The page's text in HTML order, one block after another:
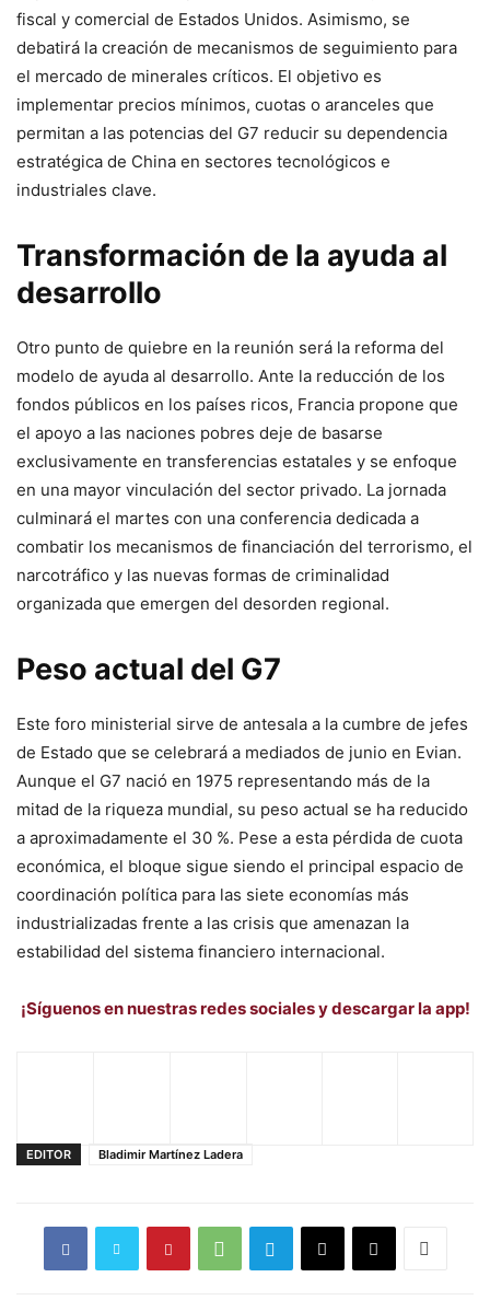
fiscal y comercial de Estados Unidos. Asimismo, se
debatirá la creación de mecanismos de seguimiento para
el mercado de minerales críticos. El objetivo es
implementar precios mínimos, cuotas o aranceles que
permitan a las potencias del G7 reducir su dependencia
estratégica de China en sectores tecnológicos e
industriales clave.
Transformación de la ayuda al
desarrollo
Otro punto de quiebre en la reunión será la reforma del
modelo de ayuda al desarrollo. Ante la reducción de los
fondos públicos en los países ricos, Francia propone que
el apoyo a las naciones pobres deje de basarse
exclusivamente en transferencias estatales y se enfoque
en una mayor vinculación del sector privado. La jornada
culminará el martes con una conferencia dedicada a
combatir los mecanismos de financiación del terrorismo, el
narcotráfico y las nuevas formas de criminalidad
organizada que emergen del desorden regional.
Peso actual del G7
Este foro ministerial sirve de antesala a la cumbre de jefes
de Estado que se celebrará a mediados de junio en Evian.
Aunque el G7 nació en 1975 representando más de la
mitad de la riqueza mundial, su peso actual se ha reducido
a aproximadamente el 30 %. Pese a esta pérdida de cuota
económica, el bloque sigue siendo el principal espacio de
coordinación política para las siete economías más
industrializadas frente a las crisis que amenazan la
estabilidad del sistema financiero internacional.
¡Síguenos en nuestras redes sociales y descargar la app!
EDITOR Bladimir Martínez Ladera